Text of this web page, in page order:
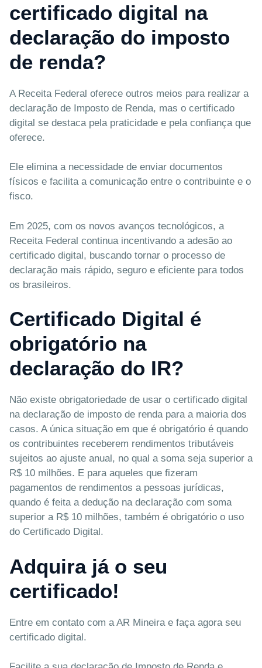
certificado digital na
declaração do imposto
de renda?
A Receita Federal oferece outros meios para realizar a
declaração de Imposto de Renda, mas o certificado
digital se destaca pela praticidade e pela confiança que
oferece.
Ele elimina a necessidade de enviar documentos
físicos e facilita a comunicação entre o contribuinte e o
fisco.
Em 2025, com os novos avanços tecnológicos, a
Receita Federal continua incentivando a adesão ao
certificado digital, buscando tornar o processo de
declaração mais rápido, seguro e eficiente para todos
os brasileiros.
Certificado Digital é
obrigatório na
declaração do IR?
Não existe obrigatoriedade de usar o certificado digital
na declaração de imposto de renda para a maioria dos
casos. A única situação em que é obrigatório é quando
os contribuintes receberem rendimentos tributáveis
sujeitos ao ajuste anual, no qual a soma seja superior a
R$ 10 milhões. E para aqueles que fizeram
pagamentos de rendimentos a pessoas jurídicas,
quando é feita a dedução na declaração com soma
superior a R$ 10 milhões, também é obrigatório o uso
do Certificado Digital.
Adquira já o seu
certificado!
Entre em contato com a AR Mineira e faça agora seu
certificado digital.